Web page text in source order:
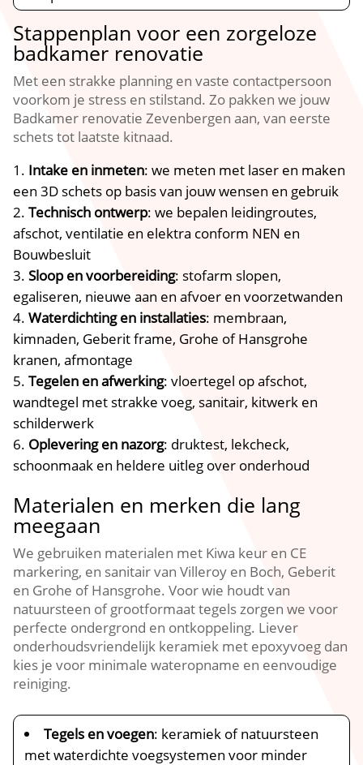
Stappenplan voor een zorgeloze
badkamer renovatie
Met een strakke planning en vaste contactpersoon
voorkom je stress en stilstand.​ Zo pakken we jouw
Badkamer renovatie Zevenbergen aan, van eerste
schets tot laatste kitnaad.​
Intake en inmeten: we meten met laser en maken
een 3D schets op basis van jouw wensen en gebruik
Technisch ontwerp: we bepalen leidingroutes,
afschot, ventilatie en elektra conform NEN en
Bouwbesluit
Sloop en voorbereiding: stofarm slopen,
egaliseren, nieuwe aan en afvoer en voorzetwanden
Waterdichting en installaties: membraan,
kimnaden, Geberit frame, Grohe of Hansgrohe
kranen, afmontage
Tegelen en afwerking: vloertegel op afschot,
wandtegel met strakke voeg, sanitair, kitwerk en
schilderwerk
Oplevering en nazorg: druktest, lekcheck,
schoonmaak en heldere uitleg over onderhoud
Materialen en merken die lang
meegaan
We gebruiken materialen met Kiwa keur en CE
markering, en sanitair van Villeroy en Boch, Geberit
en Grohe of Hansgrohe.​ Voor wie houdt van
natuursteen of grootformaat tegels zorgen we voor
perfecte ondergrond en ontkoppeling.​ Liever
onderhoudsvriendelijk keramiek met epoxyvoeg dan
kies je voor minimale wateropname en eenvoudige
reiniging.​
Tegels en voegen: keramiek of natuursteen
met waterdichte voegsystemen voor minder